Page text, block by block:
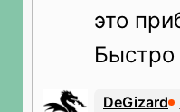
это
DeGizard